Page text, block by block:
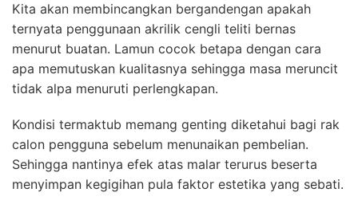
Kita akan membincangkan bergandengan apakah
ternyata penggunaan akrilik cengli teliti bernas
menurut buatan. Lamun cocok betapa dengan cara
apa memutuskan kualitasnya sehingga masa meruncit
tidak alpa menuruti perlengkapan.
Kondisi termaktub memang genting diketahui bagi rak
calon pengguna sebelum menunaikan pembelian.
Sehingga nantinya efek atas malar terurus beserta
menyimpan kegigihan pula faktor estetika yang sebati.